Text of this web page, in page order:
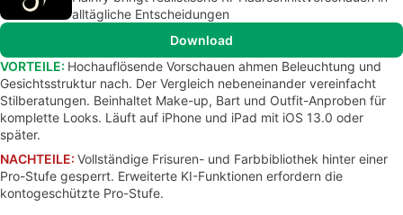
alltägliche Entscheidungen
Download
VORTEILE: Hochauflösende Vorschauen ahmen Beleuchtung und
Gesichtsstruktur nach. Der Vergleich nebeneinander vereinfacht
Stilberatungen. Beinhaltet Make-up, Bart und Outfit-Anproben für
komplette Looks. Läuft auf iPhone und iPad mit iOS 13.0 oder
später.
NACHTEILE: Vollständige Frisuren- und Farbbibliothek hinter einer
Pro-Stufe gesperrt. Erweiterte KI-Funktionen erfordern die
kontogeschützte Pro-Stufe.